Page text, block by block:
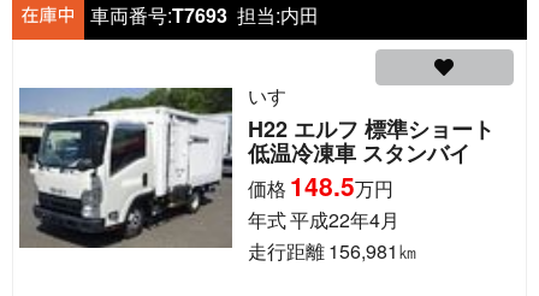
車両番号:T7693 担当:内田
いすゞ
H22 エルフ 標準ショート
低温冷凍車 スタンバイ
価格 148.5万円
年式平成22年4月
走行距離156,981㎞